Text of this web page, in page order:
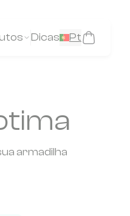
Dicas Pt
armadilha